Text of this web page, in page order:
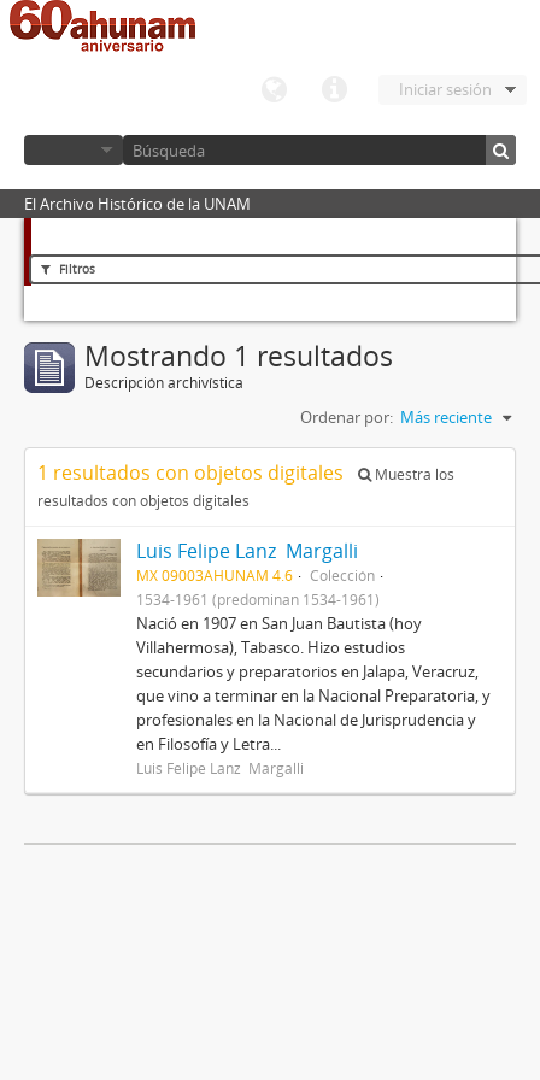
Iniciar sesión
El Archivo Histórico de la UNAM
Filtros
Mostrando 1 resultados
Descripción archivística
Ordenar por: Más reciente
1 resultados con objetos digitales
Muestra los
resultados con objetos digitales
Luis Felipe Lanz Margalli
MX 09003AHUNAM 4.6
Colección
1534-1961 (predominan 1534-1961)
Nació en 1907 en San Juan Bautista (hoy
Villahermosa), Tabasco. Hizo estudios
secundarios y preparatorios en Jalapa, Veracruz,
que vino a terminar en la Nacional Preparatoria, y
profesionales en la Nacional de Jurisprudencia y
en Filosofía y Letra...
Luis Felipe Lanz Margalli